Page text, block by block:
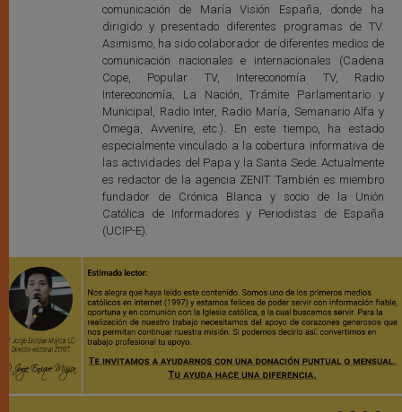
comunicación de María Visión España, donde ha
dirigido y presentado diferentes programas de TV.
Asimismo, ha sido colaborador de diferentes medios de
comunicación nacionales e internacionales (Cadena
Cope, Popular TV, Intereconomía TV, Radio
Intereconomía, La Nación, Trámite Parlamentario y
Municipal, Radio Inter, Radio María, Semanario Alfa y
Omega, Avvenire, etc.). En este tiempo, ha estado
especialmente vinculado a la cobertura informativa de
las actividades del Papa y la Santa Sede. Actualmente
es redactor de la agencia ZENIT. También es miembro
fundador de Crónica Blanca y socio de la Unión
Católica de Informadores y Periodistas de España
(UCIP-E).